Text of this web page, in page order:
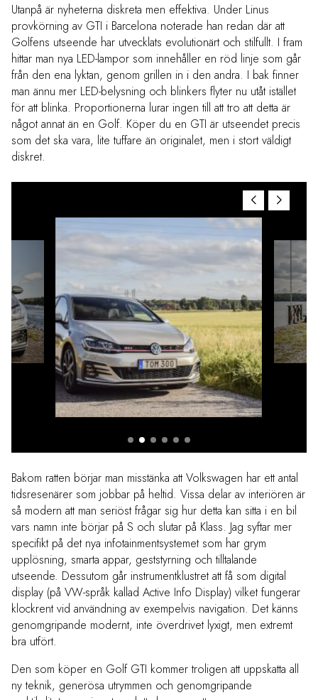
Utanpå är nyheterna diskreta men effektiva. Under Linus
provkörning av GTI i Barcelona noterade han redan där att
Golfens utseende har utvecklats evolutionärt och stilfullt. I fram
hittar man nya LED-lampor som innehåller en röd linje som går
från den ena lyktan, genom grillen in i den andra. I bak finner
man ännu mer LED-belysning och blinkers flyter nu utåt istället
för att blinka. Proportionerna lurar ingen till att tro att detta är
något annat än en Golf. Köper du en GTI är utseendet precis
som det ska vara, lite tuffare än originalet, men i stort väldigt
diskret.
2. Volkswagen Golf GTI
Bakom ratten börjar man misstänka att Volkswagen har ett antal
tidsresenärer som jobbar på heltid. Vissa delar av interiören är
så modern att man seriöst frågar sig hur detta kan sitta i en bil
vars namn inte börjar på S och slutar på Klass. Jag syftar mer
specifikt på det nya infotainmentsystemet som har grym
upplösning, smarta appar, geststyrning och tilltalande
utseende. Dessutom går instrumentklustret att få som digital
display (på VW-språk kallad Active Info Display) vilket fungerar
klockrent vid användning av exempelvis navigation. Det känns
genomgripande modernt, inte överdrivet lyxigt, men extremt
bra utfört.
Den som köper en Golf GTI kommer troligen att uppskatta all
ny teknik, generösa utrymmen och genomgripande